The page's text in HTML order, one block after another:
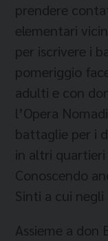
prendere
elementari
per iscrivere i
pomeriggio
adulti e con
l’Opera
battaglie per i
in altri
Conoscendo
Sinti a cui negli
Assieme a don